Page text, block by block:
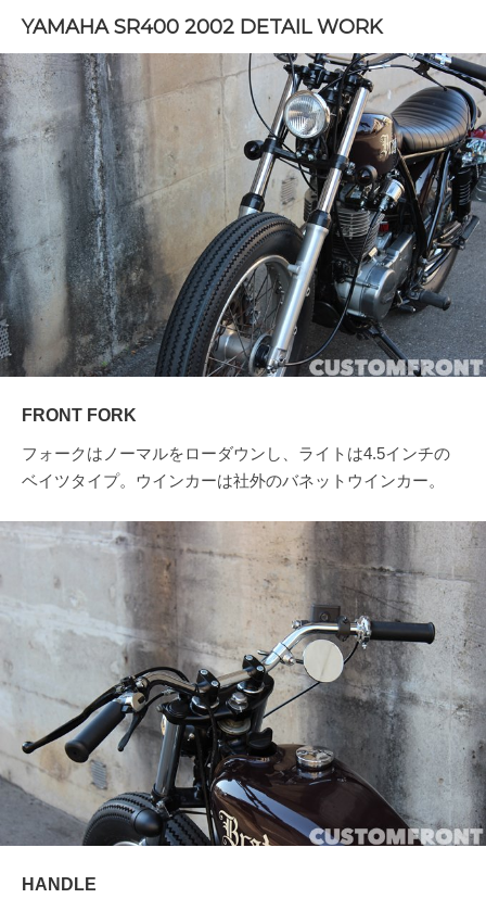
YAMAHA SR400 2002 DETAIL WORK
FRONT FORK
フォークはノーマルをローダウンし、ライトは4.5インチの
ベイツタイプ。ウインカーは社外のバネットウインカー。
HANDLE